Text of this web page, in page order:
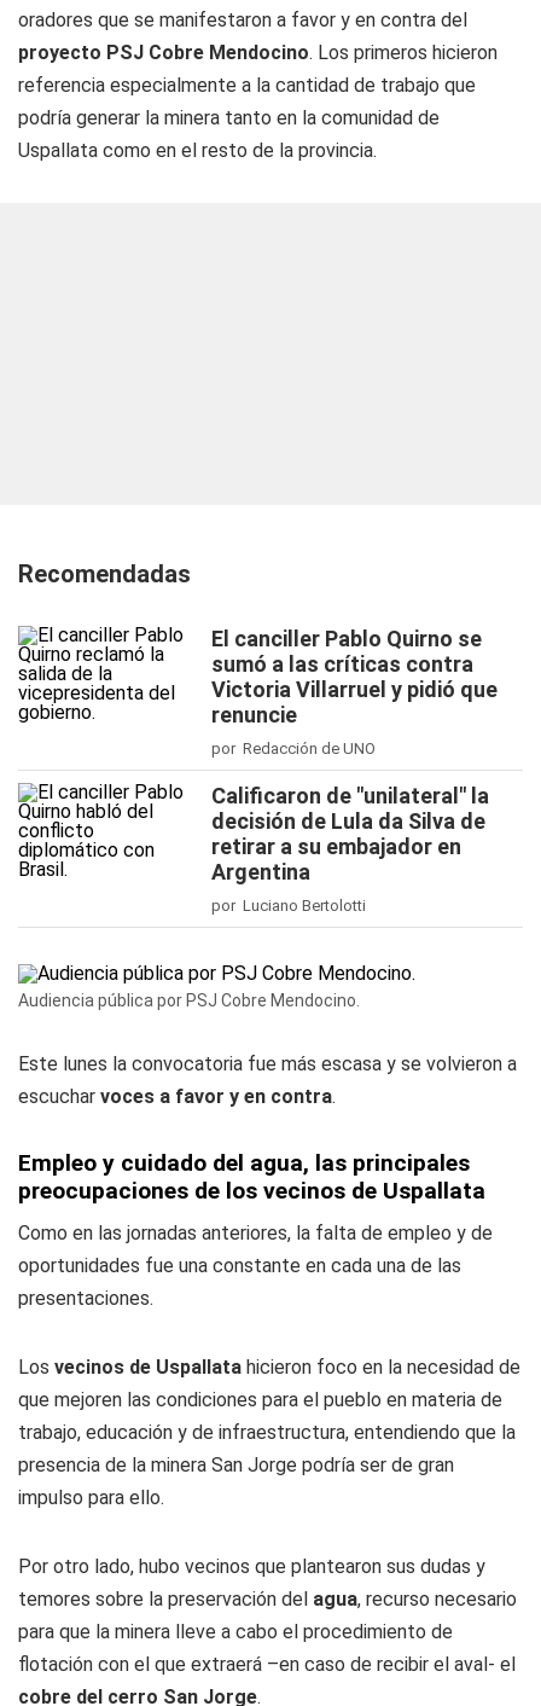
oradores que se manifestaron a favor y en contra del
proyecto PSJ Cobre Mendocino. Los primeros hicieron
referencia especialmente a la cantidad de trabajo que
podría generar la minera tanto en la comunidad de
Uspallata como en el resto de la provincia.
Recomendadas
El canciller Pablo Quirno se
sumó a las críticas contra
Victoria Villarruel y pidió que
renuncie
por Redacción de UNO
Calificaron de "unilateral" la
decisión de Lula da Silva de
retirar a su embajador en
Argentina
por Luciano Bertolotti
Audiencia pública por PSJ Cobre Mendocino.
Este lunes la convocatoria fue más escasa y se volvieron a
escuchar voces a favor y en contra.
Empleo y cuidado del agua, las principales
preocupaciones de los vecinos de Uspallata
Como en las jornadas anteriores, la falta de empleo y de
oportunidades fue una constante en cada una de las
presentaciones.
Los vecinos de Uspallata hicieron foco en la necesidad de
que mejoren las condiciones para el pueblo en materia de
trabajo, educación y de infraestructura, entendiendo que la
presencia de la minera San Jorge podría ser de gran
impulso para ello.
Por otro lado, hubo vecinos que plantearon sus dudas y
temores sobre la preservación del agua, recurso necesario
para que la minera lleve a cabo el procedimiento de
flotación con el que extraerá –en caso de recibir el aval- el
cobre del cerro San Jorge.